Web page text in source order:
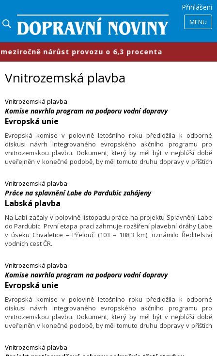
Přihlášení
MENU
nárůst provozu o 6,3 procenta
Vnitrozemská plavba
Vnitrozemská plavba
Komise navrhla program na podporu vodní dopravy
Evropská unie
Evropská komise v polovině letošního roku předložila k odborné
diskusi návrh Integrovaného evropského akčního programu pro
vnitrozemskou plavbu. Dokument, který by měl být v nejbližší době
uveřejněn v konečné podobě, by měl tomuto druhu dopravy v příštích
správ vodních toků a zástupců evropských plavebních organizací.
Vnitrozemská plavba
Práce na splavnění Labe do Pardubic zahájeny
Labská plavba
Na Labi začaly v polovině listopadu práce na projektu Splavnění Labe
do Pardubic. První etapa prací zahrnuje rozšíření plavební dráhy Labe
v úseku Chvaletice – Přelouč (103 – 108,3 km), oznámilo Ředitelství
vodních cest ČR.
Vnitrozemská plavba
Komise navrhla program na podporu vodní dopravy
Evropská unie
Evropská komise v polovině letošního roku předložila k odborné
diskusi návrh Integrovaného evropského akčního programu pro
vnitrozemskou plavbu. Dokument, který by měl být v nejbližší době
uveřejněn v konečné podobě, by měl tomuto druhu dopravy v příštích
správ vodních toků a zástupců evropských plavebních organizací.
Vnitrozemská plavba